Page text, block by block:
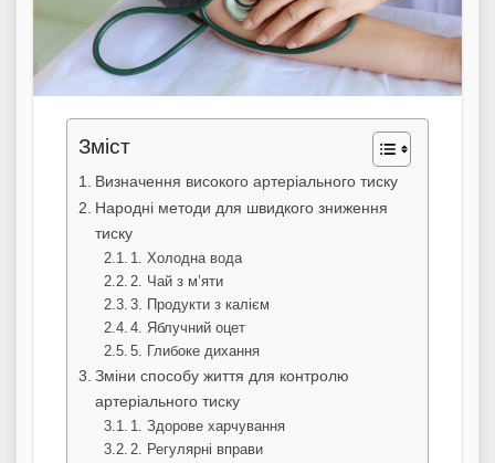
Зміст
Визначення високого артеріального тиску
Народні методи для швидкого зниження
тиску
1. Холодна вода
2. Чай з м’яти
3. Продукти з калієм
4. Яблучний оцет
5. Глибоке дихання
Зміни способу життя для контролю
артеріального тиску
1. Здорове харчування
2. Регулярні вправи